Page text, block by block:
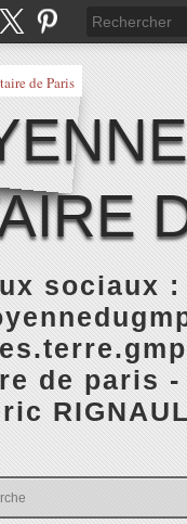
sociaux :
de paris -